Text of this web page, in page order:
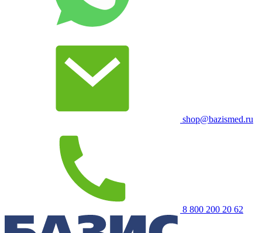
shop@bazismed.ru
8 800 200 20 62